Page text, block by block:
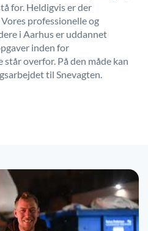
for. Heldigvis er der
Vores professionelle og
i Aarhus er uddannet
inden for
overfor. På den måde kan
til Snevagten.